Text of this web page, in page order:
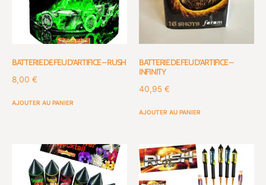
BATTERIE DE FEU D’ARTIFICE – RUSH
8,00 €
AJOUTER AU PANIER
BATTERIE DE FEU D’ARTIFICE –
INFINITY
40,95 €
AJOUTER AU PANIER